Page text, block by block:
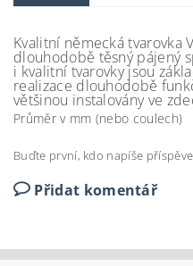
Kvalitní německá tvarovka
dlouhodobě těsný pájený
i kvalitní tvarovky jsou
realizace dlouhodobě
většinou instalovány ve
Průměr v mm (nebo coulech)
Buďte první, kdo napíše
Přidat komentář